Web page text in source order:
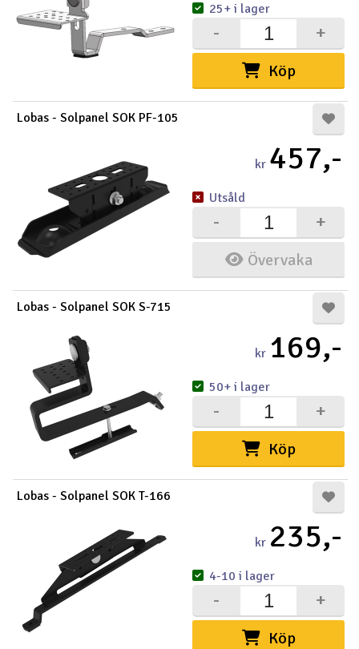
Köp
+
-
25+ i lager
Lobas - Solpanel SOK PF-105
kr 457,-
Övervaka
+
-
Utsåld
Lobas - Solpanel SOK S-715
kr 169,-
Köp
+
-
50+ i lager
Lobas - Solpanel SOK T-166
kr 235,-
Köp
+
-
4-10 i lager